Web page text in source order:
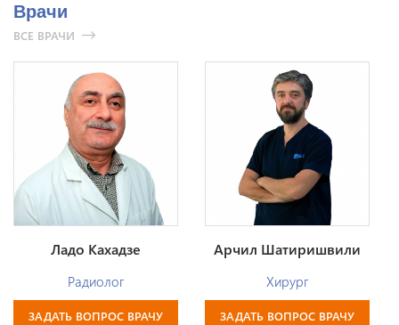
Врачи
ВСЕ ВРАЧИ
Ладо Кахадзе
Радиолог
ЗАДАТЬ ВОПРОС ВРАЧУ
Арчил Шатиришвили
Хирург
ЗАДАТЬ ВОПРОС ВРАЧУ